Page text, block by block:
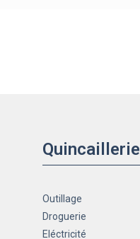
Quincaillerie
Outillage
Droguerie
Eléctricité